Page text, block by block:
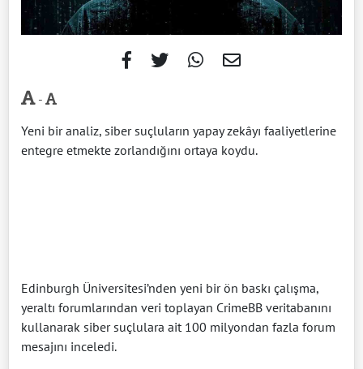
-
Yeni bir analiz, siber suçluların yapay zekâyı faaliyetlerine
entegre etmekte zorlandığını ortaya koydu.
Edinburgh Üniversitesi’nden yeni bir ön baskı çalışma,
yeraltı forumlarından veri toplayan CrimeBB veritabanını
kullanarak siber suçlulara ait 100 milyondan fazla forum
mesajını inceledi.